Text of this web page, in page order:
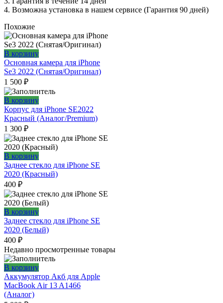
4. Возможна установка в нашем сервисе (Гарантия 90 дней)
Похожие
В корзину
Основная камера для iPhone
Se3 2022 (Снятая/Оригинал)
1 500 ₽
В корзину
Корпус для iPhone SE2022
Красный (Аналог/Premium)
1 300 ₽
В корзину
Заднее стекло для iPhone SE
2020 (Красный)
400 ₽
В корзину
Заднее стекло для iPhone SE
2020 (Белый)
400 ₽
Недавно просмотренные товары
В корзину
Аккумулятор Акб для Apple
MacBook Air 13 A1466
(Аналог)